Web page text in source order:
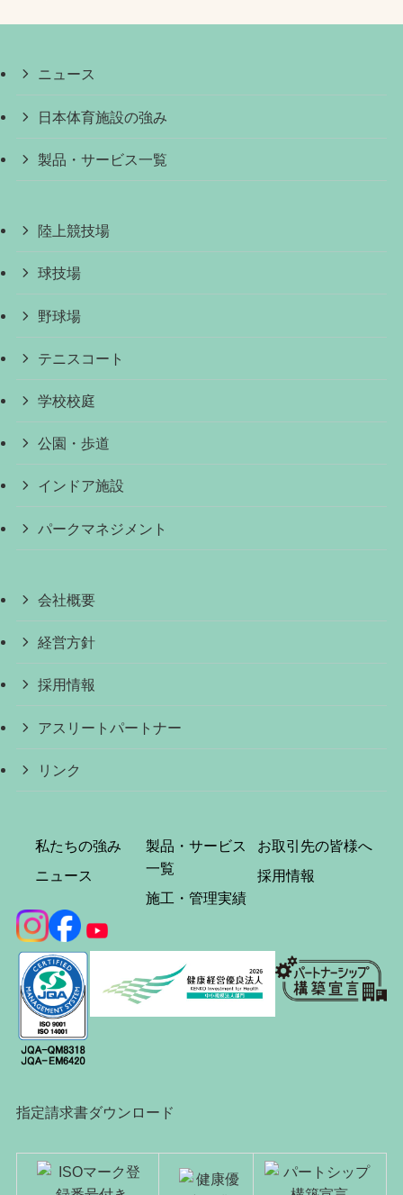
ニュース
日本体育施設の強み
製品・サービス一覧
陸上競技場
球技場
野球場
テニスコート
学校校庭
公園・歩道
インドア施設
パークマネジメント
会社概要
経営方針
採用情報
アスリートパートナー
リンク
私たちの強み
ニュース
製品・サービス
一覧
施工・管理実績
お取引先の皆様へ
採用情報
指定請求書ダウンロード